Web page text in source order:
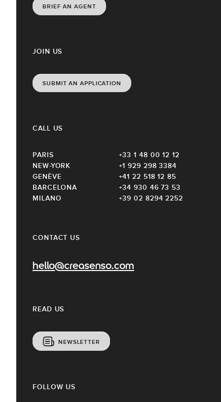
CONTACT US
hello@creasenso.com
JOIN US
SUBMIT AN APPLICATION
READ US
NEWSLETTER
CALL US
PARIS
+33 1 48 00 12 12
NEW-YORK
+1 929 298 3384
GENÈVE
+41 22 518 12 85
BARCELONA
+34 930 46 73 53
MILANO
+39 02 8294 2252
BRIEF AN AGENT
FOLLOW US